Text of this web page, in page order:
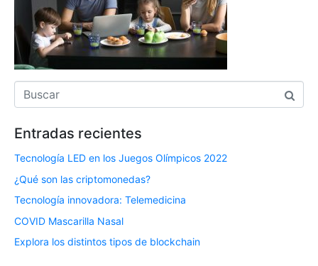
Entradas recientes
Tecnología LED en los Juegos Olímpicos 2022
¿Qué son las criptomonedas?
Tecnología innovadora: Telemedicina
COVID Mascarilla Nasal
Explora los distintos tipos de blockchain